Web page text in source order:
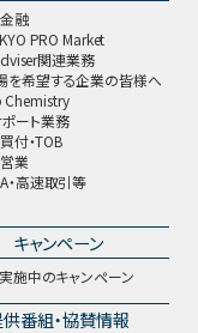
融
PRO Market
関連業務
を希望する企業の皆様へ
Chemistry
ポート業務
付・TOB
業
・高速取引等
キャンペーン
実施中のキャンペーン
番組・協賛情報